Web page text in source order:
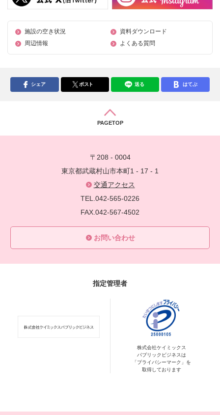
施設の空き状況
資料ダウンロード
周辺情報
よくある質問
シェア ポスト 送る はてぶ
PAGETOP
〒208 - 0004
東京都武蔵村山市本町1 - 17 - 1
交通アクセス
TEL.042-565-0226
FAX.042-567-4502
お問い合わせ
指定管理者
株式会社ケイミックス
パブリックビジネスは
「プライバシーマーク」を
取得しております